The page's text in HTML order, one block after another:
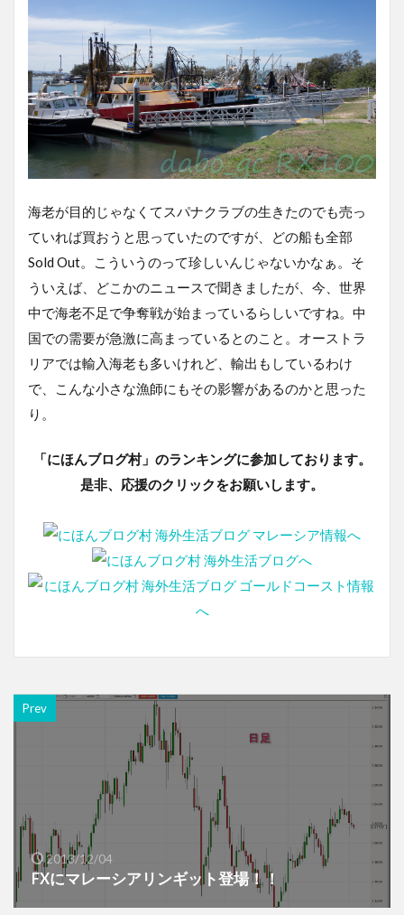
海老が目的じゃなくてスパナクラブの生きたのでも売っ
ていれば買おうと思っていたのですが、どの船も全部
Sold Out。こういうのって珍しいんじゃないかなぁ。そ
ういえば、どこかのニュースで聞きましたが、今、世界
中で海老不足で争奪戦が始まっているらしいですね。中
国での需要が急激に高まっているとのこと。オーストラ
リアでは輸入海老も多いけれど、輸出もしているわけ
で、こんな小さな漁師にもその影響があるのかと思った
り。
「にほんブログ村」のランキングに参加しております。
是非、応援のクリックをお願いします。
Prev
2013/12/04
FXにマレーシアリンギット登場！！